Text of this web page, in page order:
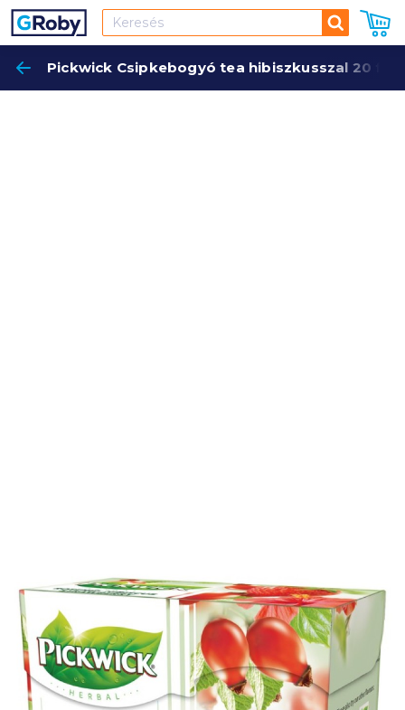
Keresés
Pickwick Csipkebogyó tea hibiszkusszal 20